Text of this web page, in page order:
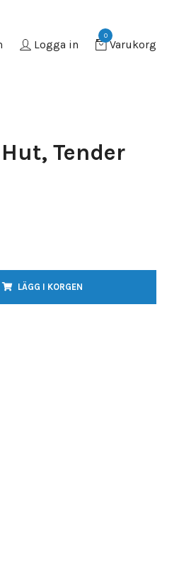
Logga in
0
Varukorg
Tender
LÄGG I KORGEN